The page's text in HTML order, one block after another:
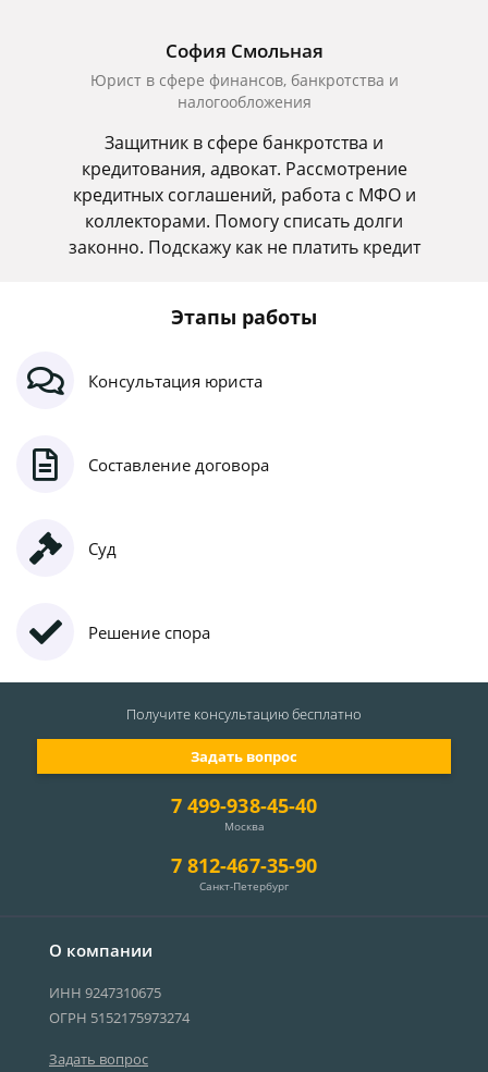
София Смольная
Юрист в сфере финансов, банкротства и
налогообложения
Защитник в сфере банкротства и
кредитования, адвокат. Рассмотрение
кредитных соглашений, работа с МФО и
коллекторами. Помогу списать долги
законно. Подскажу как не платить кредит
Этапы работы
Консультация юриста
Составление договора
Суд
Решение спора
О компании
ИНН 9247310675
ОГРН 5152175973274
Задать вопрос
7 499-938-45-40
Москва
7 812-467-35-90
Санкт-Петербург
Задать вопрос
Получите консультациюбесплатно